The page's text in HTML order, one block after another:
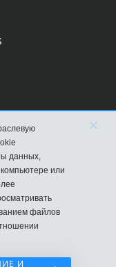
данных,
или
файлов
×
И